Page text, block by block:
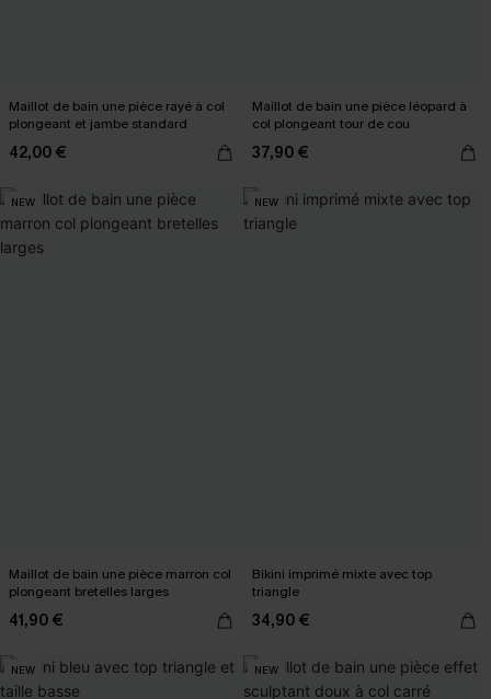
Maillot de bain une pièce rayé à col
plongeant et jambe standard
42,00 €
Maillot de bain une pièce léopard à
col plongeant tour de cou
37,90 €
NEW
Maillot de bain une pièce marron col
plongeant bretelles larges
41,90 €
NEW
Bikini imprimé mixte avec top
triangle
34,90 €
NEW NEW